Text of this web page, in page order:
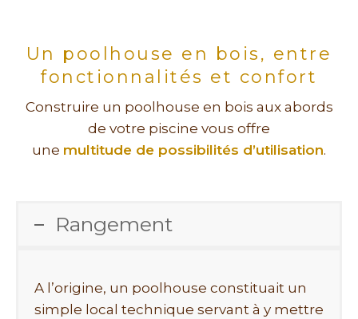
Un poolhouse en bois, entre
fonctionnalités et confort
Construire un poolhouse en bois aux abords
de votre piscine vous offre
une multitude de possibilités d’utilisation.
Rangement
A l’origine, un poolhouse constituait un
simple local technique servant à y mettre